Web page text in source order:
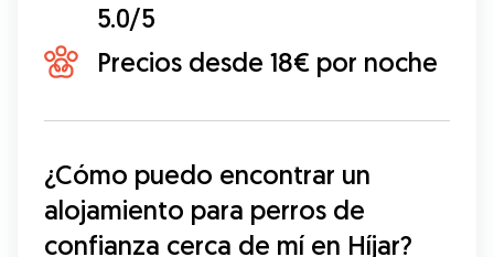
5.0/5
Precios desde 18€ por noche
¿Cómo puedo encontrar un
alojamiento para perros de
confianza cerca de mí en Híjar?